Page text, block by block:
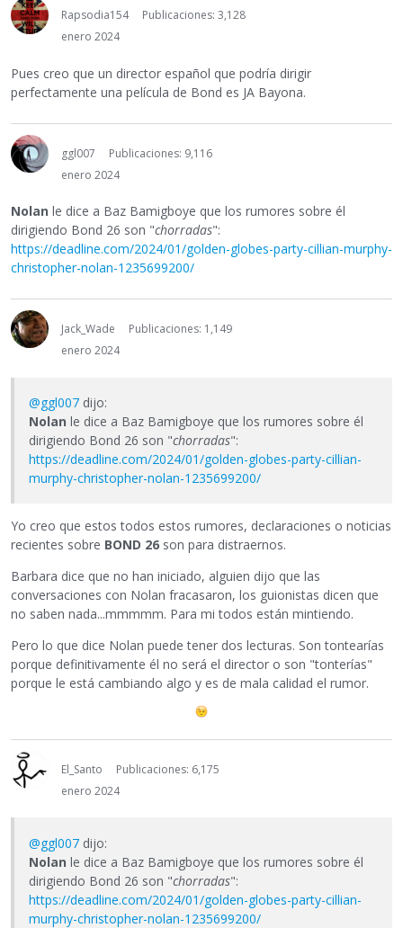
Rapsodia154
Publicaciones: 3,128
enero 2024
Pues creo que un director español que podría dirigir
perfectamente una película de Bond es JA Bayona.
ggl007
Publicaciones: 9,116
enero 2024
Nolan le dice a Baz Bamigboye que los rumores sobre él
dirigiendo Bond 26 son "chorradas":
https://deadline.com/2024/01/golden-globes-party-cillian-murphy-
christopher-nolan-1235699200/
Jack_Wade
Publicaciones: 1,149
enero 2024
@ggl007 dijo:
Nolan le dice a Baz Bamigboye que los rumores sobre él
dirigiendo Bond 26 son "chorradas":
https://deadline.com/2024/01/golden-globes-party-cillian-
murphy-christopher-nolan-1235699200/
Yo creo que estos todos estos rumores, declaraciones o noticias
recientes sobre BOND 26 son para distraernos.
Barbara dice que no han iniciado, alguien dijo que las
conversaciones con Nolan fracasaron, los guionistas dicen que
no saben nada...mmmmm. Para mi todos están mintiendo.
Pero lo que dice Nolan puede tener dos lecturas. Son tontearías
porque definitivamente él no será el director o son "tonterías"
porque le está cambiando algo y es de mala calidad el rumor.
El_Santo
Publicaciones: 6,175
enero 2024
@ggl007 dijo:
Nolan le dice a Baz Bamigboye que los rumores sobre él
dirigiendo Bond 26 son "chorradas":
https://deadline.com/2024/01/golden-globes-party-cillian-
murphy-christopher-nolan-1235699200/